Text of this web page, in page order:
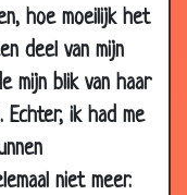
hoe moeilijk het
deel van mijn
mijn blik van haar
ik had me
niet meer.
3.14
3.81
3.78